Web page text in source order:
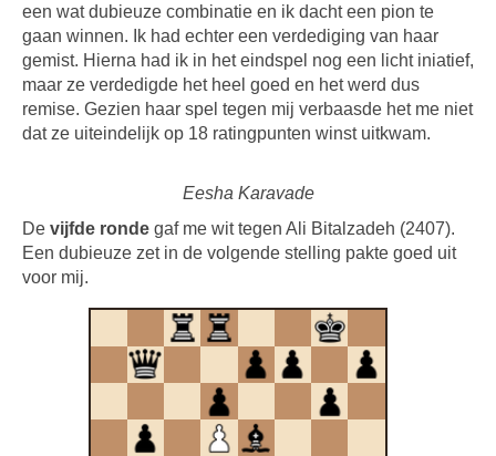
een wat dubieuze combinatie en ik dacht een pion te
gaan winnen. Ik had echter een verdediging van haar
gemist. Hierna had ik in het eindspel nog een licht iniatief,
maar ze verdedigde het heel goed en het werd dus
remise. Gezien haar spel tegen mij verbaasde het me niet
dat ze uiteindelijk op 18 ratingpunten winst uitkwam.
Eesha Karavade
De vijfde ronde gaf me wit tegen Ali Bitalzadeh (2407).
Een dubieuze zet in de volgende stelling pakte goed uit
voor mij.